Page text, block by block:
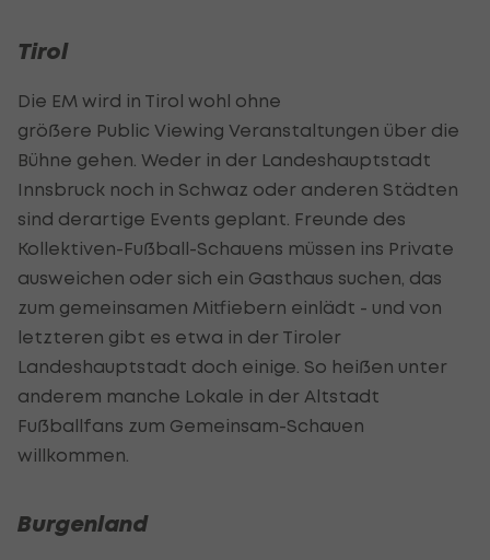
Tirol
Die EM wird in Tirol wohl ohne
größere Public Viewing Veranstaltungen über die
Bühne gehen. Weder in der Landeshauptstadt
Innsbruck noch in Schwaz oder anderen Städten
sind derartige Events geplant. Freunde des
Kollektiven-Fußball-Schauens müssen ins Private
ausweichen oder sich ein Gasthaus suchen, das
zum gemeinsamen Mitfiebern einlädt - und von
letzteren gibt es etwa in der Tiroler
Landeshauptstadt doch einige. So heißen unter
anderem manche Lokale in der Altstadt
Fußballfans zum Gemeinsam-Schauen
willkommen.
Burgenland